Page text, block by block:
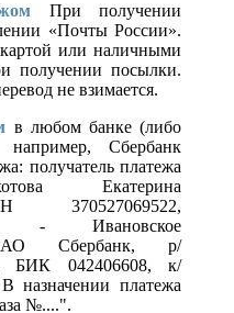
При получении
«Почты России».
картой или наличными
получении посылки.
не взимается.
в любом банке (либо
например, Сбербанк
получатель платежа
Екатерина
370527069522,
- Ивановское
Сбербанк, р/
БИК 042406608, к/
назначении платежа
№....".